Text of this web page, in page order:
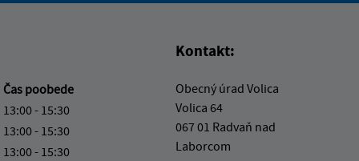
Čas poobede
13:00 - 15:30
13:00 - 15:30
13:00 - 15:30
Kontakt:
Obecný úrad Volica
Volica 64
067 01 Radvaň nad
Laborcom